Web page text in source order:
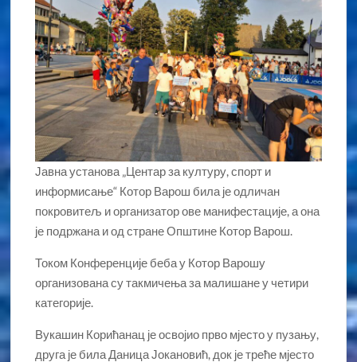
Јавна установа „Центар за културу, спорт и
информисање“ Котор Варош била је одличан
покровитељ и организатор ове манифестације, а она
је подржана и од стране Општине Котор Варош.
Током Конференције беба у Котор Варошу
организована су такмичења за малишане у четири
категорије.
Вукашин Корићанац је освојио прво мјесто у пузању,
друга је била Даница Јокановић, док је треће мјесто